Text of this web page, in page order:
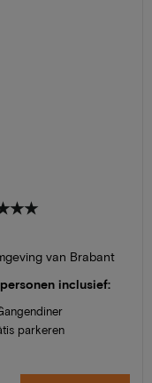
van Brabant
inclusief:
parkeren